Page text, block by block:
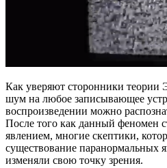
Как уверяют сторонники теории
шум на любое записывающее
воспроизведении можно
После того как данный феномен
явлением, многие скептики,
существование паранормальных
изменяли свою точку зрения.